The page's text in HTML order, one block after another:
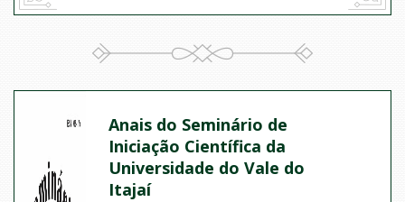
Anais do Seminário de
Iniciação Científica da
Universidade do Vale do
Itajaí